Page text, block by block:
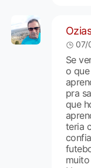
07/
Se
o
pra
que
teria